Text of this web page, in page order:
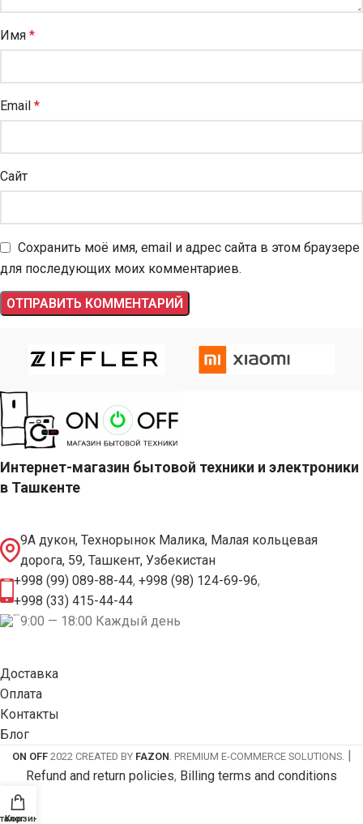
Имя *
Email *
Сайт
Сохранить моё имя, email и адрес сайта в этом браузере
для последующих моих комментариев.
Интернет-магазин бытовой техники и электроники
в Ташкенте
9А дукон, Технорынок Малика, Малая кольцевая
дорога, 59, Ташкент, Узбекистан
+998 (99) 089-88-44, +998 (98) 124-69-96,
+998 (33) 415-44-44
9:00 — 18:00 Каждый день
Доставка
Оплата
Контакты
Блог
ON OFF 2022 CREATED BY FAZON . PREMIUM E-COMMERCE SOLUTIONS.|
Refund and return policies, Billing terms and conditions
Корзина